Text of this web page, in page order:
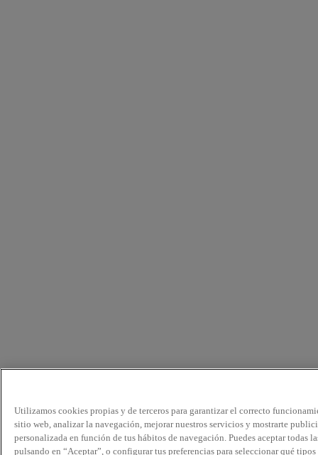
Utilizamos cookies propias y de terceros para garantizar el correcto
sitio web, analizar la navegación, mejorar nuestros servicios y mostrarte
personalizada en función de tus hábitos de navegación. Puedes aceptar todas
pulsando en “Aceptar”, o configurar tus preferencias para seleccionar qué tipos